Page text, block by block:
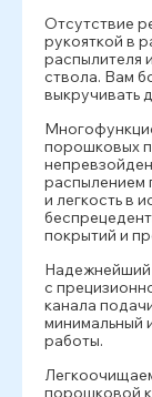
Отсутствие
рукояткой в
распылителя
ствола. Вам
выкручивать
порошковых
распылением
и легкость в
покрытий и
Надежнейший
с
канала
минимальный
работы.
порошковой